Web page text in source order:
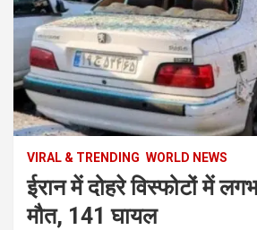
VIRAL & TRENDING WORLD NEWS
ईरान में दोहरे विस्फोटों में
मौत, 141 घायल